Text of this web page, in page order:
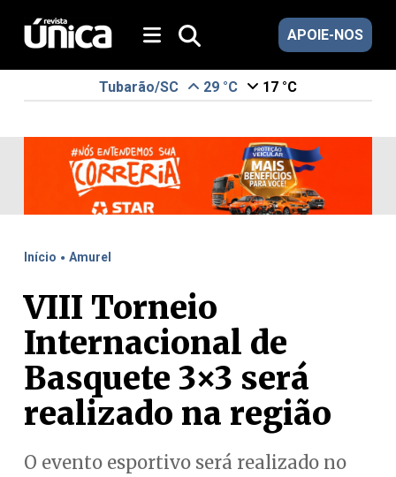
APOIE-NOS
Tubarão/SC 29 °C 17 °C
Início . Amurel
VIII Torneio
Internacional de
Basquete 3×3 será
realizado na região
O evento esportivo será realizado no